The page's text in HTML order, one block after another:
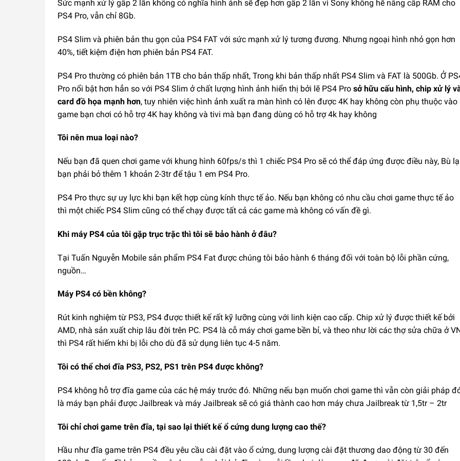
Sức mạnh xử lý gấp 2 lần không có nghĩa hình ảnh sẽ đẹp hơn gấp 2 lần vì Sony không hề nâng cấp RAM cho
PS4 Pro, vẫn chỉ 8Gb.
PS4 Slim và phiên bản thu gọn của PS4 FAT với sức mạnh xử lý tương đương. Nhưng ngoại hình nhỏ gọn hơn
40%, tiết kiệm điện hơn phiên bản PS4 FAT.
PS4 Pro thường có phiên bản 1TB cho bản thấp nhất, Trong khi bản thấp nhất PS4 Slim và FAT là 500Gb. Ở
Pro nổi bật hơn hẳn so với PS4 Slim ở chất lượng hình ảnh hiển thị bởi lẽ PS4 Pro sở hữu cấu hình, chip xử lý
card đồ họa mạnh hơn, tuy nhiên việc hình ảnh xuất ra màn hình có lên được 4K hay không còn phụ thuộc vào
game bạn chơi có hỗ trợ 4K hay không và tivi mà bạn đang dùng có hỗ trợ 4k hay không
Tôi nên mua loại nào?
Nếu bạn đã quen chơi game với khung hình 60fps/s thì 1 chiếc PS4 Pro sẽ có thể đáp ứng được điều này, Bù
bạn phải bỏ thêm 1 khoản 2-3tr để tậu 1 em PS4 Pro.
PS4 Pro thực sự uy lực khi bạn kết hợp cùng kính thực tế ảo. Nếu bạn không có nhu cầu chơi game thực tế ảo
thì một chiếc PS4 Slim cũng có thể chạy được tất cả các game mà không có vấn đề gì.
Khi máy PS4 của tôi gặp trục trặc thì tôi sẽ bảo hành ở đâu?
Tại Tuấn Nguyễn Mobile sản phẩm PS4 Fat được chúng tôi bảo hành 6 tháng đối với toàn bộ lỗi phần cứng,
nguồn…
Máy PS4 có bền không?
Rút kinh nghiệm từ PS3, PS4 được thiết kế rất kỹ lưỡng cùng với linh kiện cao cấp. Chip xử lý được thiết kế bởi
AMD, nhà sản xuất chip lâu đời trên PC. PS4 là cỗ máy chơi game bền bỉ, và theo như lời các thợ sửa chữa ở
thì PS4 rất hiếm khi bị lỗi cho dù đã sử dụng liên tục 4-5 năm.
Tôi có thể chơi đĩa PS3, PS2, PS1 trên PS4 được không?
PS4 không hỗ trợ đĩa game của các hệ máy trước đó. Những nếu bạn muốn chơi game thì vẫn còn giải pháp
là máy bạn phải được Jailbreak và máy Jailbreak sẽ có giá thành cao hơn máy chưa Jailbreak từ 1,5tr – 2tr
Tôi chỉ chơi game trên đĩa, tại sao lại thiết kế ổ cứng dung lượng cao thế?
Hầu như đĩa game trên PS4 đều yêu cầu cài đặt vào ổ cứng, dung lượng cài đặt thương dao động từ 30 đến